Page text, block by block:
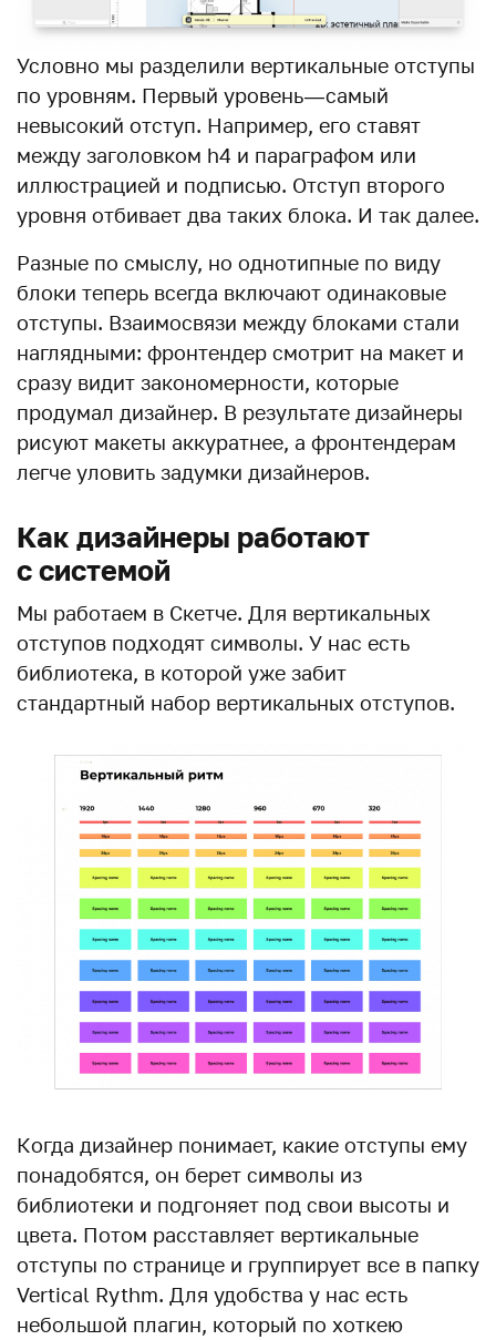
Условно мы разделили вертикальные отступы
по уровням. Первый уровень — самый
невысокий отступ. Например, его ставят
между заголовком h4 и параграфом или
иллюстрацией и подписью. Отступ второго
уровня отбивает два таких блока. И так далее.
Разные по смыслу, но однотипные по виду
блоки теперь всегда включают одинаковые
отступы. Взаимосвязи между блоками стали
наглядными: фронтендер смотрит на макет и
сразу видит закономерности, которые
продумал дизайнер. В результате дизайнеры
рисуют макеты аккуратнее, а фронтендерам
легче уловить задумки дизайнеров.
Как дизайнеры работают
с системой
Мы работаем в Скетче. Для вертикальных
отступов подходят символы. У нас есть
библиотека, в которой уже забит
стандартный набор вертикальных отступов.
Когда дизайнер понимает, какие отступы ему
понадобятся, он берет символы из
библиотеки и подгоняет под свои высоты и
цвета. Потом расставляет вертикальные
отступы по странице и группирует все в папку
Vertical Rythm. Для удобства у нас есть
небольшой плагин, который по хоткею